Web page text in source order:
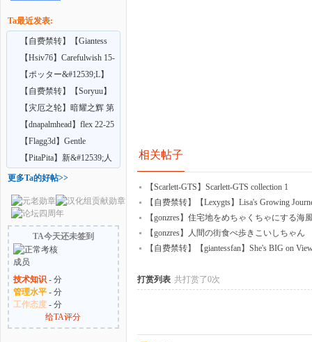
Ta最近发表:
【自费禁转】【Giantess
Shrinking Feet】A
【Hsiv76】Carefulwish 15-
16【ポッター&#12539;L】
喝下药后变得比怪
【自费禁转】【Soryuu】
在巨大娘的家中受雇
【灾厄之轮】暗耀之辉 第
七章（上中）
【dnapalmhead】flex 22-25
【Flagg3d】Gentle
Giantess
【PitaPita】新&#12539;人
形化の首輪
更多Ta的好帖>>
TA今天还未签到
技术知识- 分
管理水平- 分
工作态度- 分
给TA评分
相关帖子
【Scarlett-GTS】Scarlett-GTS collection 1
【自费禁转】【Lexygts】Lisa's Growing
【gonzres】住宅地をめちゃくちゃにする海
【gonzres】人間の街食べ歩きこいしちゃん
【自费禁转】【giantessfan】She's BIG on
打赏列表 共打赏了0次